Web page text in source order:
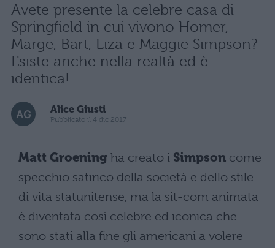
Avete presente la celebre casa di
Springfield in cui vivono Homer,
Marge, Bart, Liza e Maggie Simpson?
Esiste anche nella realtà ed è
identica!
Alice Giusti
Pubblicato il 4 dic 2017
Matt Groening ha creato i Simpson come
specchio satirico della società e dello stile
di vita statunitense, ma la sit-com animata
è diventata così celebre ed iconica che
sono stati alla fine gli americani a volere